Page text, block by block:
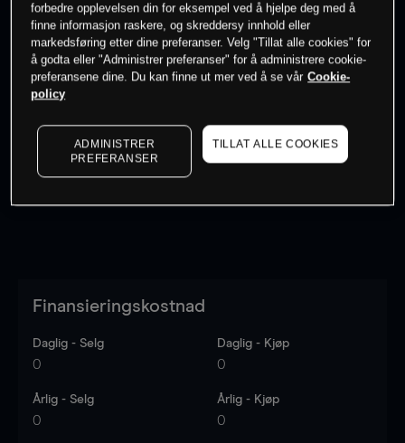
Søk om konto
Kursene er veiledende. to see latest market data
Finansieringskostnad
Daglig - Selg
0
Daglig - Kjøp
0
Årlig - Selg
0
Årlig - Kjøp
0
forbedre opplevelsen din for eksempel ved å hjelpe deg med å
finne informasjon raskere, og skreddersy innhold eller
markedsføring etter dine preferanser. Velg "Tillat alle cookies" for
å godta eller "Administrer preferanser" for å administrere cookie-
preferansene dine. Du kan finne ut mer ved å se vår Cookie-
policy
ADMINISTRER
PREFERANSER
TILLAT ALLE COOKIES